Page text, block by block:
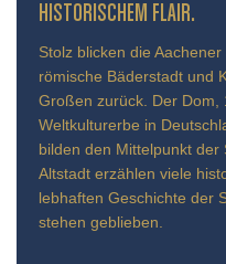
TORISCHEM FLAIR.
Stolz blicken die
römische Bäderstadt und
Großen zurück. Der Dom,
Weltkulturerbe in
bilden den Mittelpunkt
Altstadt erzählen viele
lebhaften Geschichte der
stehen geblieben.